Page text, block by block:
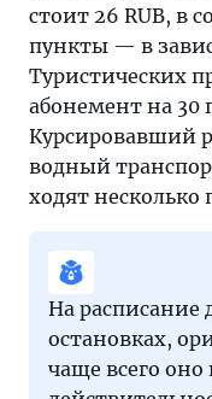
стоит 26 RUB, в
пункты — в
Туристических
абонемент на 30
Курсировавший
водный
ходят несколько
На
остановках,
чаще всего оно